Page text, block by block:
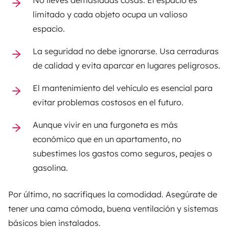
limitado y cada objeto ocupa un valioso
espacio.
La seguridad no debe ignorarse. Usa cerraduras
de calidad y evita aparcar en lugares peligrosos.
El mantenimiento del vehículo es esencial para
evitar problemas costosos en el futuro.
Aunque vivir en una furgoneta es más
económico que en un apartamento, no
subestimes los gastos como seguros, peajes o
gasolina.
Por último, no sacrifiques la comodidad. Asegúrate de
tener una cama cómoda, buena ventilación y sistemas
básicos bien instalados.